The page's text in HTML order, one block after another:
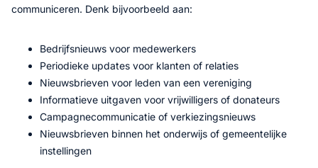
communiceren. Denk bijvoorbeeld aan:
Bedrijfsnieuws voor medewerkers
Periodieke updates voor klanten of relaties
Nieuwsbrieven voor leden van een vereniging
Informatieve uitgaven voor vrijwilligers of donateurs
Campagnecommunicatie of verkiezingsnieuws
Nieuwsbrieven binnen het onderwijs of gemeentelijke
instellingen